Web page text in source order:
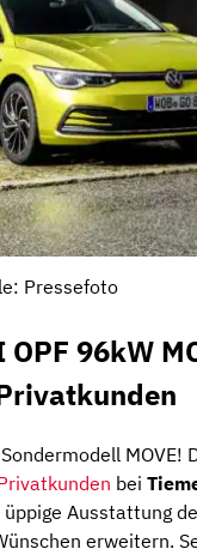
Pressefoto
96kW
MOVE!
bei
Ausstattung
erweitern.